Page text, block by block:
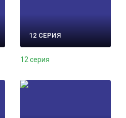
12 СЕРИЯ
12 серия